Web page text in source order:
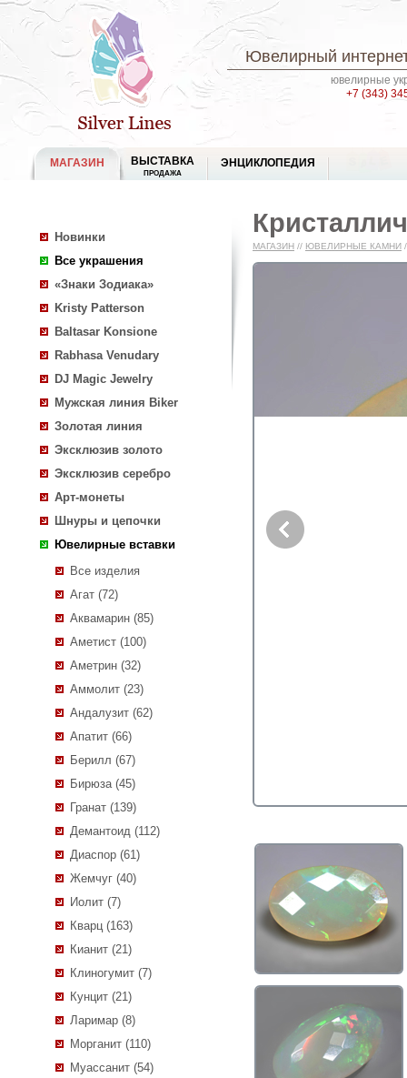
Ювелирный
ювелирные
+7 (343)
МАГАЗИН ВЫСТАВКА
ПРОДАЖА
ЭНЦИКЛОПЕДИЯ
Новинки
Все украшения
«Знаки Зодиака»
Kristy Patterson
Baltasar Konsione
Rabhasa Venudary
DJ Magic Jewelry
Мужская линия Biker
Золотая линия
Эксклюзив золото
Эксклюзив серебро
Арт-монеты
Шнуры и цепочки
Ювелирные вставки
Все изделия
Агат (72)
Аквамарин (85)
Аметист (100)
Аметрин (32)
Аммолит (23)
Андалузит (62)
Апатит (66)
Берилл (67)
Бирюза (45)
Гранат (139)
Демантоид (112)
Диаспор (61)
Жемчуг (40)
Иолит (7)
Кварц (163)
Кианит (21)
Клиногумит (7)
Кунцит (21)
Ларимар (8)
Морганит (110)
Муассанит (54)
МАГАЗИН // ЮВЕЛИРНЫЕ КАМНИ